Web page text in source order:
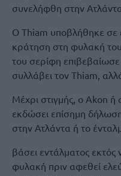
συνελήφθη στην
Ο Thiam υποβλήθηκε σε
κράτηση στη φυλακή
του σερίφη
συλλάβει τον Thiam,
Μέχρι στιγμής, ο Akon ή
εκδώσει επίσημη
στην Ατλάντα ή το
βάσει εντάλματος
φυλακή πριν αφεθεί